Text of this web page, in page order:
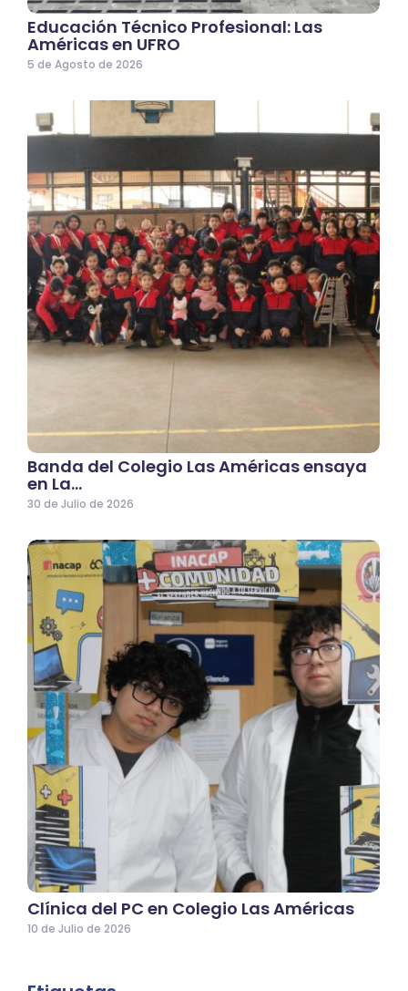
Educación Técnico Profesional: Las
Américas en UFRO
5 de Agosto de 2026
Banda del Colegio Las Américas ensaya
en La…
30 de Julio de 2026
Clínica del PC en Colegio Las Américas
10 de Julio de 2026